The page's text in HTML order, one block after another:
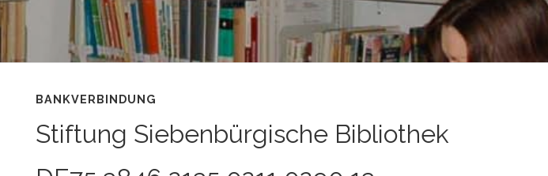
BANKVERBINDUNG
Stiftung Siebenbürgische Bibliothek